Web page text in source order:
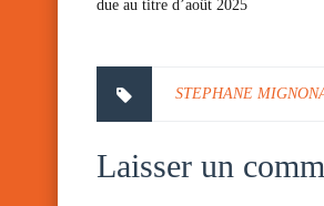
due au titre d’août 2025
STEPHANE
Laisser un